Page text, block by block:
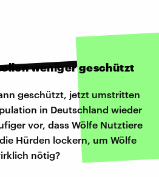
weniger geschützt
geschützt, jetzt umstritten
in Deutschland wieder
vor, dass Wölfe Nutztiere
Hürden lockern, um Wölfe
nötig?